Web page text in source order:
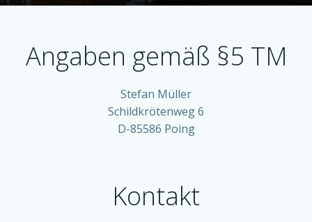
Angaben gemäß §5 TM
Stefan Müller
Schildkrötenweg 6
D-85586 Poing
Kontakt